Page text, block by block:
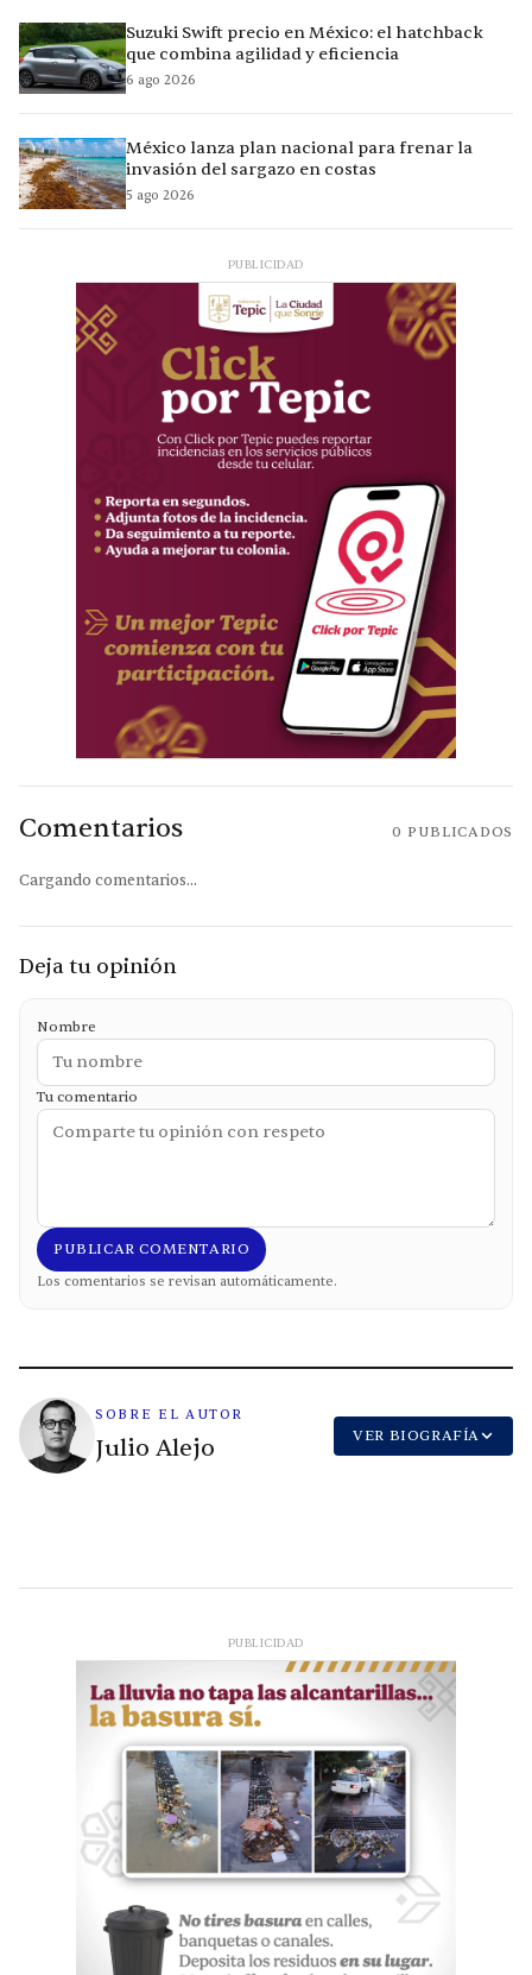
Suzuki Swift precio en México: el hatchback
que combina agilidad y eficiencia
6 ago 2026
México lanza plan nacional para frenar la
invasión del sargazo en costas
5 ago 2026
PUBLICIDAD
Comentarios 0 PUBLICADOS
Cargando comentarios...
Deja tu opinión
Nombre
Tu comentario
PUBLICAR COMENTARIO
Los comentarios se revisan automáticamente.
SOBRE EL AUTOR
Julio Alejo VER BIOGRAFÍA
PUBLICIDAD